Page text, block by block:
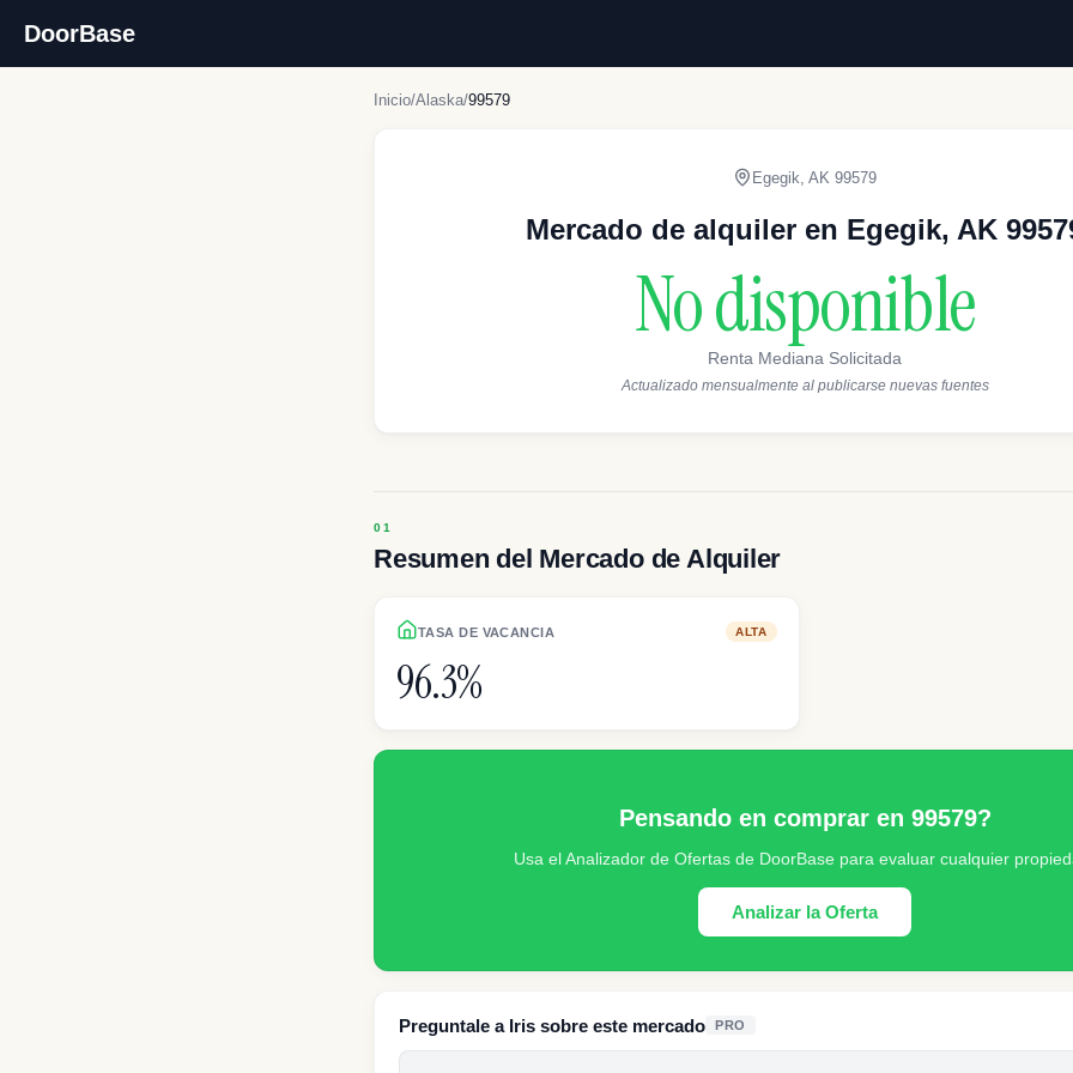
DoorBase
Inicio/Alaska/99579
Egegik AK 99579
Mercado de alquiler en Egegik, AK
No disponible
Renta Mediana Solicitada
Actualizado mensualmente al publicarse nuevas fuentes
Resumen del Mercado de Alquiler
TASA DE VACANCIA ALTA
96.3%
Pensando en comprar en 99579?
Usa el Analizador de Ofertas de DoorBase para evaluar cualquier
Analizar la Oferta
Preguntale a Iris sobre este mercado PRO